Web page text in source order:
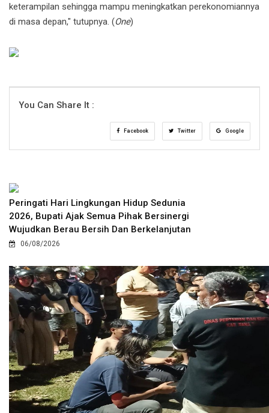
keterampilan sehingga mampu meningkatkan perekonomiannya
di masa depan," tutupnya. (One)
You Can Share It :
Facebook Twitter Google
Peringati Hari Lingkungan Hidup Sedunia
2026, Bupati Ajak Semua Pihak Bersinergi
Wujudkan Berau Bersih Dan Berkelanjutan
06/08/2026